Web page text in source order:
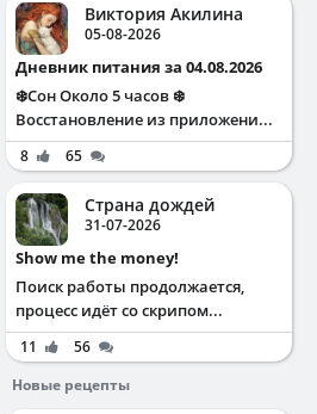
Виктория Акилина
05-08-2026
Дневник питания за 04.08.2026
❄️Сон Около 5 часов ❄️
Восстановление из приложени...
8 65
Страна дождей
31-07-2026
Show me the money!
Поиск работы продолжается,
процесс идёт со скрипом...
11
56
Новые рецепты